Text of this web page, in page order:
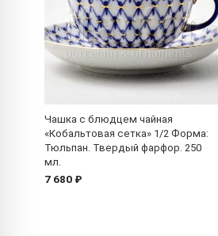
Чашка с блюдцем чайная
«Кобальтовая сетка» 1/2 Форма:
Тюльпан. Твердый фарфор. 250
мл.
7 680 ₽